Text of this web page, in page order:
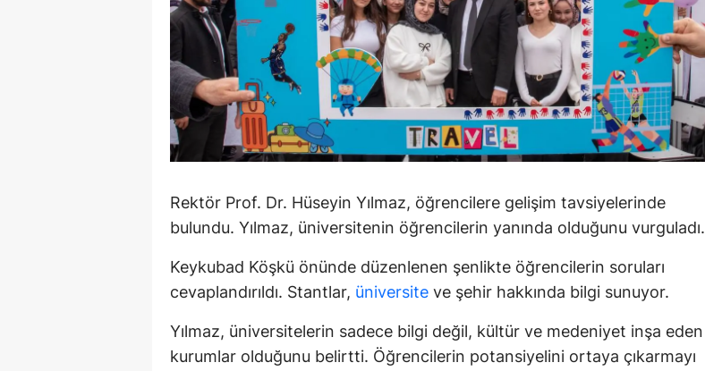
Kars
Kastamonu
Kayseri
Kırklareli
Kocaeli
Konya
Kütahya
Manisa
Rektör Prof. Dr. Hüseyin Yılmaz, öğrencilere gelişim tavsiyelerinde
bulundu. Yılmaz, üniversitenin öğrencilerin yanında olduğunu vurguladı.
Keykubad Köşkü önünde düzenlenen şenlikte öğrencilerin soruları
cevaplandırıldı. Stantlar, üniversite ve şehir hakkında bilgi sunuyor.
Yılmaz, üniversitelerin sadece bilgi değil, kültür ve medeniyet inşa eden
kurumlar olduğunu belirtti. Öğrencilerin potansiyelini ortaya çıkarmayı